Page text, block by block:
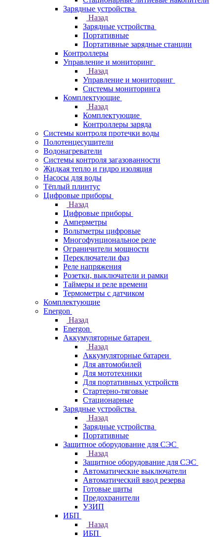
Зарядные устройства
Назад
Зарядные устройства
Портативные
Портативные зарядные станции
Контроллеры
Управление и мониторинг
Назад
Управление и мониторинг
Системы мониторинга
Комплектующие
Назад
Комплектующие
Контроллеры заряда
Системы контроля протечки воды
Полотенцесушители
Водонагреватели
Системы контроля загазованности
Жидкая тепло и гидро изоляция
Насосы для воды
Тёплый плинтус
Цифровые приборы
Назад
Цифровые приборы
Амперметры
Вольтметры цифровые
Многофунциональное реле
Ограничители мощности
Переключатели фаз
Реле напряжения
Розетки, выключатели и рамки
Таймеры и реле времени
Термометры c датчиком
Комплектующие
Energon
Назад
Energon
Аккумуляторные батареи
Назад
Аккумуляторные батареи
Для автомобилей
Для мототехники
Для портативных устройств
Стартерно-тяговые
Стационарные
Зарядные устройства
Назад
Зарядные устройства
Портативные
Защитное оборудование для СЭС
Назад
Защитное оборудование для СЭС
Автоматические выключатели
Автоматический ввод резерва
Готовые щиты
Предохранители
УЗИП
ИБП
Назад
ИБП